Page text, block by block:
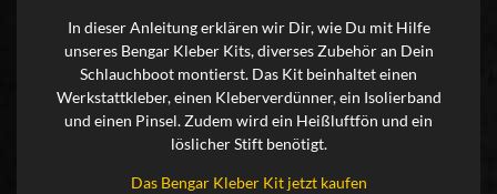
In dieser Anleitung erklären wir Dir, wie Du mit Hilfe
unseres Bengar Kleber Kits, diverses Zubehör an Dein
Schlauchboot montierst. Das Kit beinhaltet einen
Werkstattkleber, einen Kleberverdünner, ein Isolierband
und einen Pinsel. Zudem wird ein Heißluftfön und ein
löslicher Stift benötigt.
Das Bengar Kleber Kit jetzt kaufen